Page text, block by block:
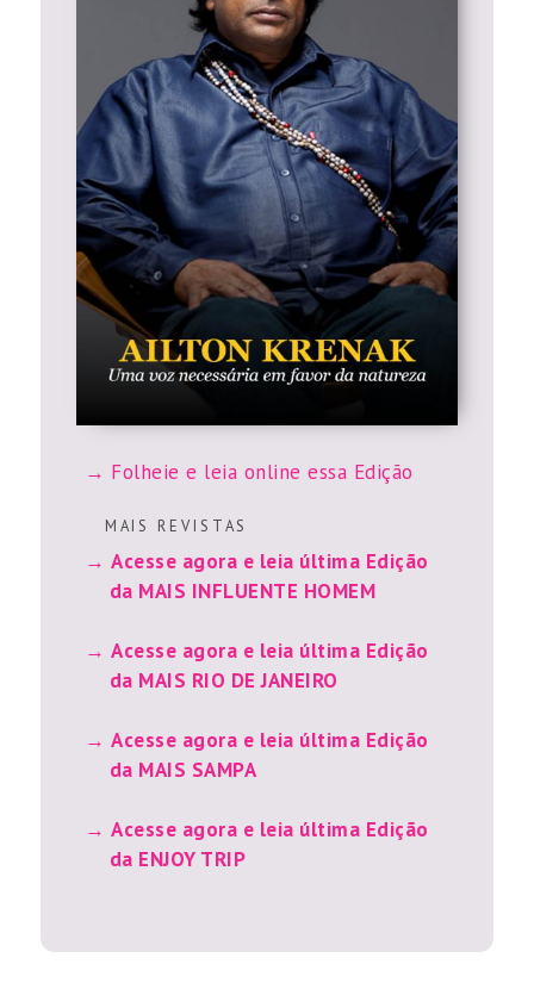
Folheie e leia online essa Edição
M A I S R E V I S T A S
Acesse agora e leia última Edição
da MAIS INFLUENTE HOMEM
Acesse agora e leia última Edição
da MAIS RIO DE JANEIRO
Acesse agora e leia última Edição
da MAIS SAMPA
Acesse agora e leia última Edição
da ENJOY TRIP